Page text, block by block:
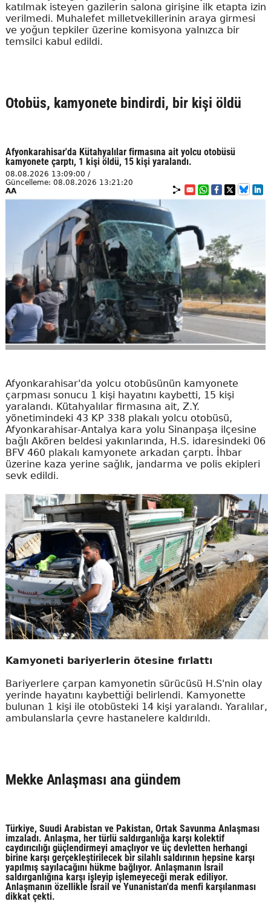
katılmak isteyen gazilerin salona girişine ilk etapta izin
verilmedi. Muhalefet milletvekillerinin araya girmesi
ve yoğun tepkiler üzerine komisyona yalnızca bir
temsilci kabul edildi.
Otobüs, kamyonete bindirdi, bir kişi öldü
Afyonkarahisar'da Kütahyalılar firmasına ait yolcu otobüsü
kamyonete çarptı, 1 kişi öldü, 15 kişi yaralandı.
08.08.2026 13:09:00 /
Güncelleme: 08.08.2026 13:21:20
AA
Afyonkarahisar'da yolcu otobüsünün kamyonete
çarpması sonucu 1 kişi hayatını kaybetti, 15 kişi
yaralandı. Kütahyalılar firmasına ait, Z.Y.
yönetimindeki 43 KP 338 plakalı yolcu otobüsü,
Afyonkarahisar-Antalya kara yolu Sinanpaşa ilçesine
bağlı Akören beldesi yakınlarında, H.S. idaresindeki 06
BFV 460 plakalı kamyonete arkadan çarptı. İhbar
üzerine kaza yerine sağlık, jandarma ve polis ekipleri
sevk edildi.
Kamyoneti bariyerlerin ötesine fırlattı
Bariyerlere çarpan kamyonetin sürücüsü H.S'nin olay
yerinde hayatını kaybettiği belirlendi. Kamyonette
bulunan 1 kişi ile otobüsteki 14 kişi yaralandı. Yaralılar,
ambulanslarla çevre hastanelere kaldırıldı.
Mekke Anlaşması ana gündem
Türkiye, Suudi Arabistan ve Pakistan, Ortak Savunma Anlaşması
imzaladı. Anlaşma, her türlü saldırganlığa karşı kolektif
caydırıcılığı güçlendirmeyi amaçlıyor ve üç devletten herhangi
birine karşı gerçekleştirilecek bir silahlı saldırının hepsine karşı
yapılmış sayılacağını hükme bağlıyor. Anlaşmanın İsrail
saldırganlığına karşı işleyip işlemeyeceği merak ediliyor.
Anlaşmanın özellikle İsrail ve Yunanistan'da menfi karşılanması
dikkat çekti.